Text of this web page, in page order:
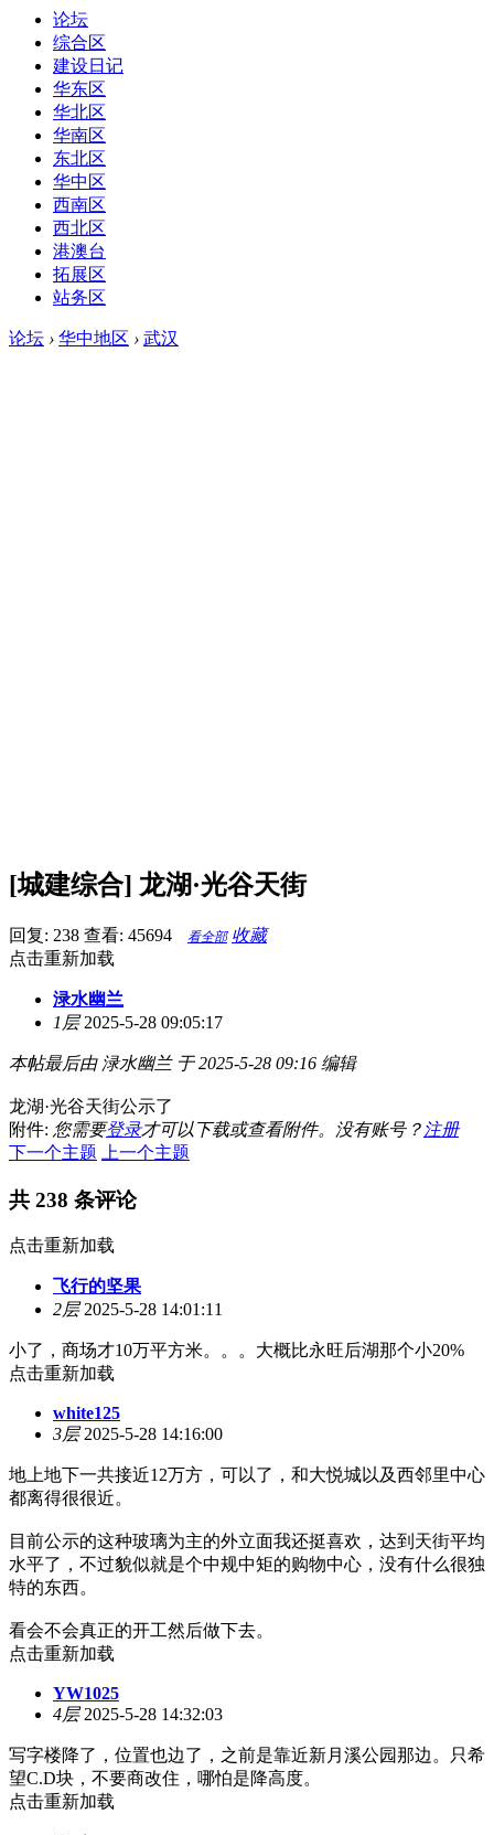
论坛
综合区
建设日记
华东区
华北区
华南区
东北区
华中区
西南区
西北区
港澳台
拓展区
站务区
论坛 › 华中地区 › 武汉
[城建综合] 龙湖·光谷天街
回复: 238 查看: 45694 看全部 收藏
点击重新加载
渌水幽兰
1层2025-5-28 09:05:17
本帖最后由 渌水幽兰 于 2025-5-28 09:16 编辑
龙湖·光谷天街公示了
附件: 您需要登录才可以下载或查看附件。没有账号？ 注册
下一个主题
上一个主题
共 238 条评论
点击重新加载
飞行的坚果
2层2025-5-28 14:01:11
小了，商场才10万平方米。。。大概比永旺后湖那个小20%
点击重新加载
white125
3层2025-5-28 14:16:00
地上地下一共接近12万方，可以了，和大悦城以及西邻里中心
都离得很很近。
目前公示的这种玻璃为主的外立面我还挺喜欢，达到天街平均
水平了，不过貌似就是个中规中矩的购物中心，没有什么很独
特的东西。
看会不会真正的开工然后做下去。
点击重新加载
YW1025
4层2025-5-28 14:32:03
写字楼降了，位置也边了，之前是靠近新月溪公园那边。只希
望C.D块，不要商改住，哪怕是降高度。
点击重新加载